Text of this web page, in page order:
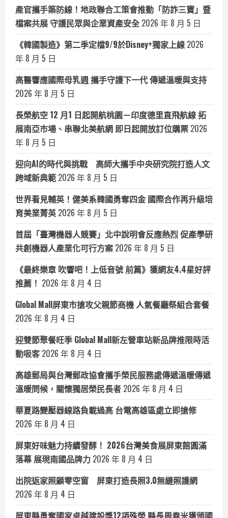
產官攜手築防線！地政聯合工策會推動「防詐三寶」暨
檔案共展 守護民眾與企業資產安全 2026 年 8 月 5 日
《韓國製造》第二季定檔9/9於Disney+獨家上線 2026
年 8 月 5 日
高醫響應國際母乳週 攜手守護下一代 傳遞溫暖與支持
2026 年 8 月 5 日
長榮航空 12 月1 日起開航桃園－印度德里直飛航線 拓
展南亞市場、串聯北美航網 即日起開放訂位購票 2026
年 8 月 5 日
迎向AI的時代與挑戰 高師大攜手中央研究院打造人文
跨域新典範 2026 年 8 月 5 日
世界看見輔英！健美系韓國勇奪四金 國際合作再升級培
育美業菁英 2026 年 8 月 5 日
首屆「臺灣機器人競賽」北中說明會反應熱烈 促產學研
共創機器人產業化可行方案 2026 年 8 月 5 日
《最終樂章 吹響吧！上低音號 前篇》獲網友4.4星好評
推薦！ 2026 年 8 月 4 日
Global Mall屏東市搶攻父親節商機 人氣餐廳祭組合套餐
2026 年 8 月 4 日
迎雙節聚餐旺季 Global Mall新左營車站新品牌推限時活
動吸客 2026 年 8 月 4 日
高雄郵局與台灣郵政協會攜手榮民服務處傳遞溫暖傳遞
溫暖問候，關懷獨居榮民長者 2026 年 8 月 4 日
華夏路變壓器線路負載過高 台電高雄區處立即搶修
2026 年 8 月 4 日
屏東好味魅力持續發酵！ 2026台灣美食展屏東館圓滿
落幕 展現南國品牌力 2026 年 8 月 4 日
出院返家照顧零空窗 屏東打造長照3.0無縫照護網
2026 年 8 月 4 日